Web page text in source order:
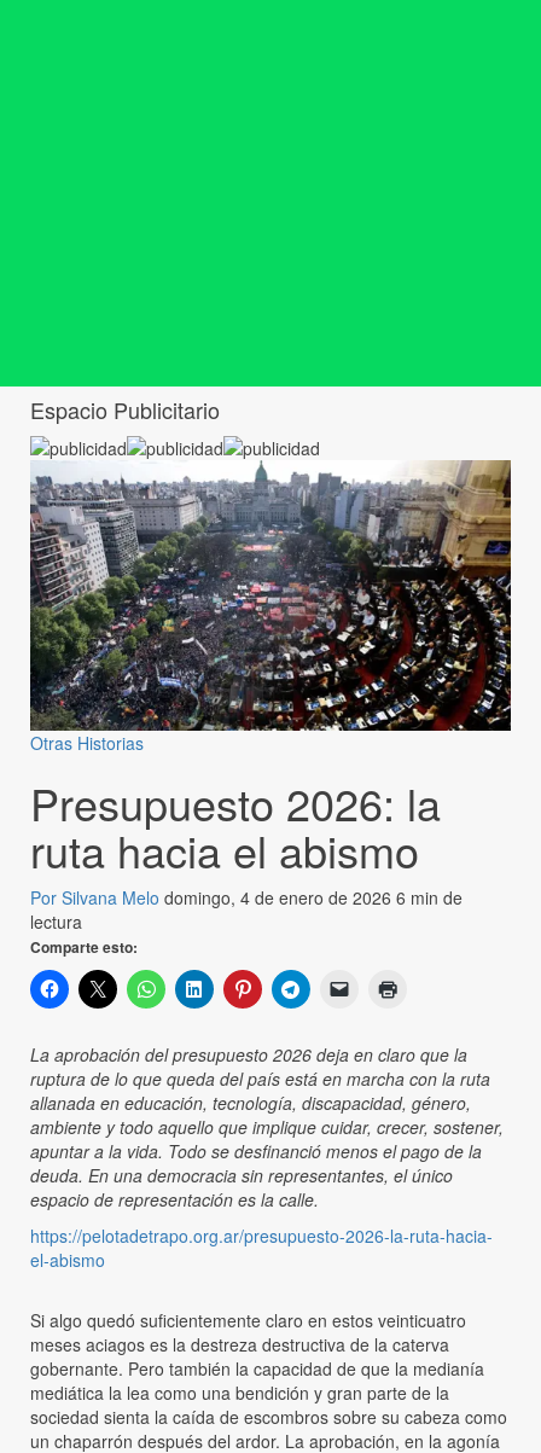
Espacio Publicitario
Otras Historias
Presupuesto 2026: la
ruta hacia el abismo
Por Silvana Melo domingo, 4 de enero de 2026 6 min de
lectura
Comparte esto:
La aprobación del presupuesto 2026 deja en claro que la
ruptura de lo que queda del país está en marcha con la ruta
allanada en educación, tecnología, discapacidad, género,
ambiente y todo aquello que implique cuidar, crecer, sostener,
apuntar a la vida. Todo se desfinanció menos el pago de la
deuda. En una democracia sin representantes, el único
espacio de representación es la calle.
https://pelotadetrapo.org.ar/presupuesto-2026-la-ruta-hacia-
el-abismo
Si algo quedó suficientemente claro en estos veinticuatro
meses aciagos es la destreza destructiva de la caterva
gobernante. Pero también la capacidad de que la medianía
mediática la lea como una bendición y gran parte de la
sociedad sienta la caída de escombros sobre su cabeza como
un chaparrón después del ardor. La aprobación, en la agonía